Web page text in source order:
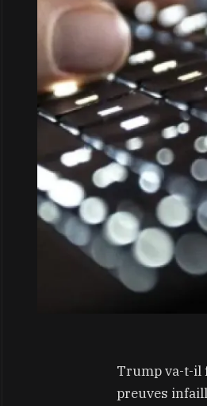
Trump va-t-il
preuves